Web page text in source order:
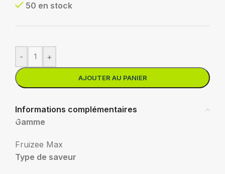
50 en stock
- +
AJOUTER AU PANIER
Informations complémentaires
Gamme
Fruizee Max
Type de saveur